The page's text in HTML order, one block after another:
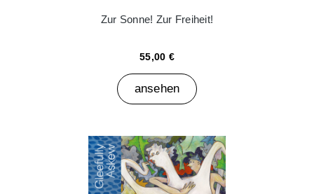
Zur Sonne! Zur Freiheit!
55,00 €
ansehen